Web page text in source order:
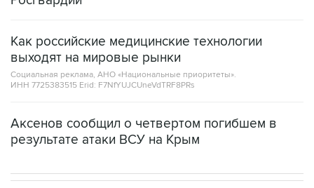
Как российские медицинские технологии
выходят на мировые рынки
Социальная реклама, АНО «Национальные приоритеты».
ИНН 7725383515 Erid: F7NfYUJCUneVdTRF8PRs
Аксенов сообщил о четвертом погибшем в
результате атаки ВСУ на Крым